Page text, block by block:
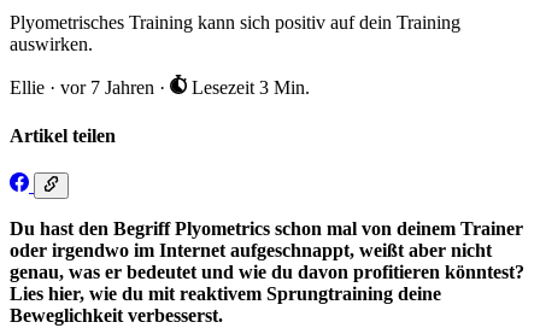
Plyometrisches Training kann sich positiv auf dein Training
auswirken.
Ellie · vor 7 Jahren · Lesezeit 3 Min.
Artikel teilen
Du hast den Begriff Plyometrics schon mal von deinem Trainer
oder irgendwo im Internet aufgeschnappt, weißt aber nicht
genau, was er bedeutet und wie du davon profitieren könntest?
Lies hier, wie du mit reaktivem Sprungtraining deine
Beweglichkeit verbesserst.